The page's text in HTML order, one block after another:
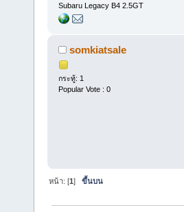
Subaru Legacy B4 2.5GT
somkiatsale
กระทู้: 1
Popular Vote : 0
หน้า: [1]ขึ้นบน